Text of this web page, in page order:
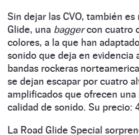
Sin dejar las CVO, también
Glide, una baggercon cuatro
colores, a la que han
sonido que deja en evidencia
bandas rockeras
se dejan escapar por cuatro
amplificados que ofrecen
calidad de sonido. Su precio:
La Road Glide Special